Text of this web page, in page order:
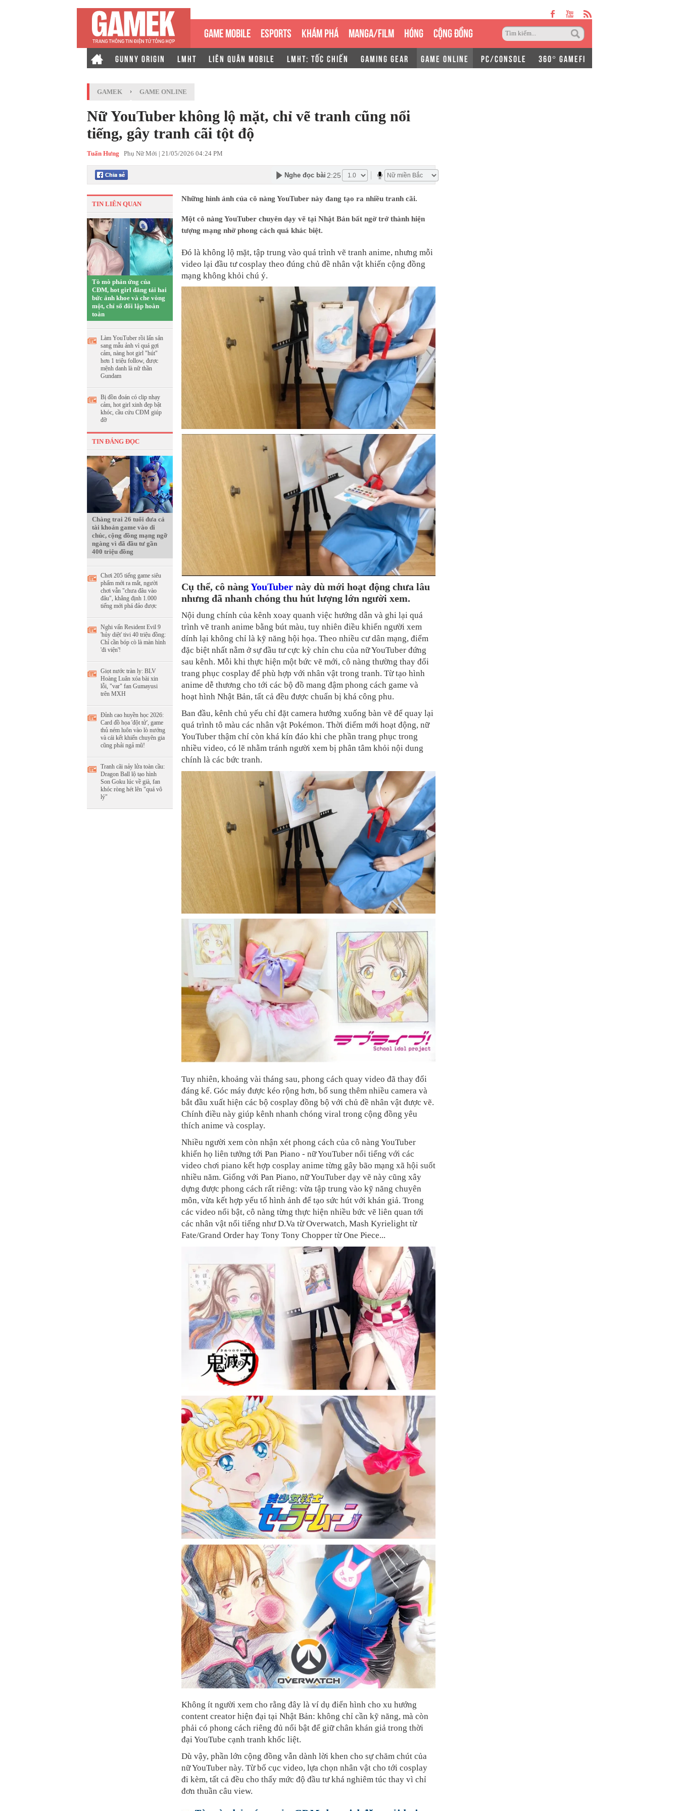
GAME MOBILE ESPORTS KHÁM PHÁ MANGA/FILM HÓNG CỘNG ĐỒNG
GUNNY ORIGIN LMHT LIÊN QUÂN MOBILE LMHT: TỐC CHIẾN GAMING GEAR GAME ONLINE PC/CONSOLE 360° GAMEFI
GAMEK › GAME ONLINE
Nữ YouTuber không lộ mặt, chỉ vẽ tranh cũng nổi
tiếng, gây tranh cãi tột độ
Tuấn Hưng Phụ Nữ Mới | 21/05/2026 04:24 PM
Nghe đọc bài 2:25
TIN LIÊN QUAN
Tò mò phản ứng của
CĐM, hot girl đăng tải hai
bức ảnh khoe và che vòng
một, chỉ số đối lập hoàn
toàn
Làm YouTuber rồi lấn sân
sang mẫu ảnh vì quá gợi
cảm, nàng hot girl "hút"
hơn 1 triệu follow, được
mệnh danh là nữ thần
Gundam
Bị đồn đoán có clip nhạy
cảm, hot girl xinh đẹp bật
khóc, cầu cứu CĐM giúp
đỡ
TIN ĐÁNG ĐỌC
Chàng trai 26 tuổi đưa cả
tài khoản game vào di
chúc, cộng đồng mạng ngỡ
ngàng vì đã đầu tư gần
400 triệu đồng
Chơi 205 tiếng game siêu
phẩm mới ra mắt, người
chơi vẫn "chưa đâu vào
đâu", khẳng định 1.000
tiếng mới phá đảo được
Nghi vấn Resident Evil 9
'hủy diệt' tivi 40 triệu đồng:
Chỉ cần bóp cò là màn hình
'đi viện'!
Giọt nước tràn ly: BLV
Hoàng Luân xóa bài xin
lỗi, "var" fan Gumayusi
trên MXH
Đỉnh cao huyền học 2026:
Card đồ họa 'đột tử', game
thủ ném luôn vào lò nướng
và cái kết khiến chuyên gia
cũng phải ngả mũ!
Tranh cãi nảy lửa toàn cầu:
Dragon Ball lộ tạo hình
Son Goku lúc về già, fan
khóc ròng hét lên "quá vô
lý"
Những hình ảnh của cô nàng YouTuber này đang tạo ra nhiều tranh cãi.
Một cô nàng YouTuber chuyên dạy vẽ tại Nhật Bản bất ngờ trở thành hiện
tượng mạng nhờ phong cách quá khác biệt.
Đó là không lộ mặt, tập trung vào quá trình vẽ tranh anime, nhưng mỗi
video lại đầu tư cosplay theo đúng chủ đề nhân vật khiến cộng đồng
mạng không khỏi chú ý.
Cụ thể, cô nàngYouTuber này dù mới hoạt động chưa lâu
nhưng đã nhanh chóng thu hút lượng lớn người xem.
Nội dung chính của kênh xoay quanh việc hướng dẫn và ghi lại quá
trình vẽ tranh anime bằng bút màu, tuy nhiên điều khiến người xem
dính lại không chỉ là kỹ năng hội họa. Theo nhiều cư dân mạng, điểm
đặc biệt nhất nằm ở sự đầu tư cực kỳ chỉn chu của nữ YouTuber đứng
sau kênh. Mỗi khi thực hiện một bức vẽ mới, cô nàng thường thay đổi
trang phục cosplay để phù hợp với nhân vật trong tranh. Từ tạo hình
anime dễ thương cho tới các bộ đồ mang đậm phong cách game và
hoạt hình Nhật Bản, tất cả đều được chuẩn bị khá công phu.
Ban đầu, kênh chủ yếu chỉ đặt camera hướng xuống bàn vẽ để quay lại
quá trình tô màu các nhân vật Pokémon. Thời điểm mới hoạt động, nữ
YouTuber thậm chí còn khá kín đáo khi che phần trang phục trong
nhiều video, có lẽ nhằm tránh người xem bị phân tâm khỏi nội dung
chính là các bức tranh.
Tuy nhiên, khoảng vài tháng sau, phong cách quay video đã thay đổi
đáng kể. Góc máy được kéo rộng hơn, bổ sung thêm nhiều camera và
bắt đầu xuất hiện các bộ cosplay đồng bộ với chủ đề nhân vật được vẽ.
Chính điều này giúp kênh nhanh chóng viral trong cộng đồng yêu
thích anime và cosplay.
Nhiều người xem còn nhận xét phong cách của cô nàng YouTuber
khiến họ liên tưởng tới Pan Piano - nữ YouTuber nổi tiếng với các
video chơi piano kết hợp cosplay anime từng gây bão mạng xã hội suốt
nhiều năm. Giống với Pan Piano, nữ YouTuber dạy vẽ này cũng xây
dựng được phong cách rất riêng: vừa tập trung vào kỹ năng chuyên
môn, vừa kết hợp yếu tố hình ảnh để tạo sức hút với khán giả. Trong
các video nổi bật, cô nàng từng thực hiện nhiều bức vẽ liên quan tới
các nhân vật nổi tiếng như D.Va từ Overwatch, Mash Kyrielight từ
Fate/Grand Order hay Tony Tony Chopper từ One Piece...
Không ít người xem cho rằng đây là ví dụ điển hình cho xu hướng
content creator hiện đại tại Nhật Bản: không chỉ cần kỹ năng, mà còn
phải có phong cách riêng đủ nổi bật để giữ chân khán giả trong thời
đại YouTube cạnh tranh khốc liệt.
Dù vậy, phần lớn cộng đồng vẫn dành lời khen cho sự chăm chút của
nữ YouTuber này. Từ bố cục video, lựa chọn nhân vật cho tới cosplay
đi kèm, tất cả đều cho thấy mức độ đầu tư khá nghiêm túc thay vì chỉ
đơn thuần câu view.